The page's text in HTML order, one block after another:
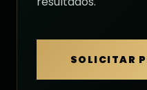
SOLICITAR